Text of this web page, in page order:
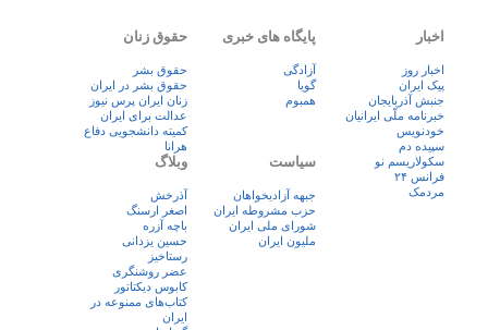
اخبار
اخبار روز
پيک ايران
جنبش آذربایجان
خبرنامه ملّی ایرانیان
خودنویس
سپیده دم
سکولاریسم نو
فرانس ۲۴
مردمک
پایگاه های خبری
آزادگی
گویا
همبوم
حقوق زنان
حقوق بشر
حقوق بشر در ایران
زنان ايران پرس نيوز
عدالت برای ایران
کمیته دانشجویی دفاع
هرانا
سیاست
جبهه آزادیخواهان
حزب مشروطه ایران
شورای ملی ایران
ملیون ایران
وبلاگ
آذرخش
اصغر ارسنگ
باچه آزره
حسین یزدانی
رستاخیز
عضر روشنگری
کابوس دیکتاتور
کتاب‌های ممنوعه در
ایران